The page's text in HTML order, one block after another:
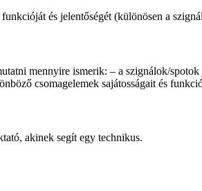
és jelentőségét (különösen a
mennyire ismerik: – a szignálok/
csomagelemek sajátosságait és
akinek segít egy technikus.